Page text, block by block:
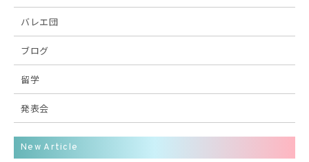
バレエ団
ブログ
留学
発表会
New Article